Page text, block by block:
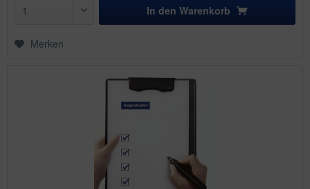
In den Warenkorb
Merken